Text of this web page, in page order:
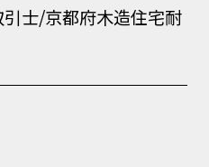
士/京都府木造住宅耐